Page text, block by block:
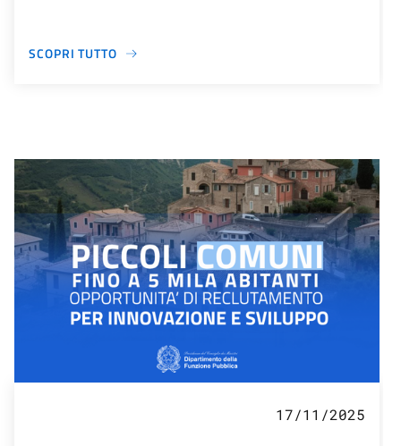
SCOPRI TUTTO
17/11/2025